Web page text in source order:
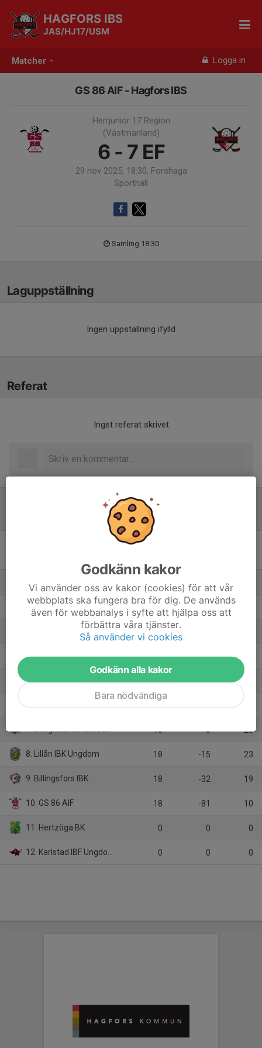
Matcher Logga in
HAGFORS IBS
JAS/HJ17/USM
GS 86 AIF - Hagfors IBS
Herrjunior 17 Region
(Västmanland)
6 - 7 EF
29 nov 2025, 18:30, Forshaga
Sporthall
Samling 18:30
Laguppställning
Ingen uppställning ifylld
Referat
Inget referat skrivet
38
2. Västerås IBS Ungdom
3. Ekeby IF Ungdom/ Ekeby IF 18
4. Hagfors IBS/Edebäck IBF 18 21
5. Hultsberg IBF 18 -6
7. Skoghalls IBK Utveckling 18 0 23
8. Lillån IBK Ungdom 18 -15 23
9. Billingsfors IBK 18 -32 19
10. GS 86 AIF 18 -81 10
11. Hertzöga BK 0 0 0
12. Karlstad IBF Ungdom HJ17 0 0 0
Godkänn kakor
Vi använder oss av kakor (cookies) för att vår
webbplats ska fungera bra för dig. De används
även för webbanalys i syfte att hjälpa oss att
förbättra våra tjänster.
Så använder vi cookies
Godkänn alla kakor
Bara nödvändiga